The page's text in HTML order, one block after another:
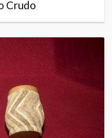
Crudo